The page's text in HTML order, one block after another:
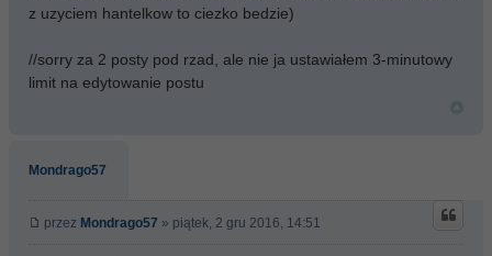
z uzyciem hantelkow to ciezko bedzie)
//sorry za 2 posty pod rzad, ale nie ja ustawiałem 3-minutowy
limit na edytowanie postu
Mondrago57
przez Mondrago57 » piątek, 2 gru 2016, 14:51